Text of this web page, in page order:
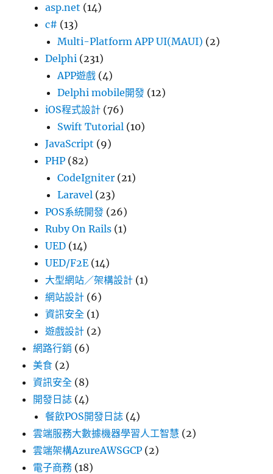
asp.net (14)
c# (13)
Multi-Platform APP UI(MAUI) (2)
Delphi (231)
APP遊戲 (4)
Delphi mobile開發 (12)
iOS程式設計 (76)
Swift Tutorial (10)
JavaScript (9)
PHP (82)
CodeIgniter (21)
Laravel (23)
POS系統開發 (26)
Ruby On Rails (1)
UED (14)
UED/F2E (14)
大型網站／架構設計 (1)
網站設計 (6)
資訊安全 (1)
遊戲設計 (2)
網路行銷 (6)
美食 (2)
資訊安全 (8)
開發日誌 (4)
餐飲POS開發日誌 (4)
雲端服務大數據機器學習人工智慧 (2)
雲端架構AzureAWSGCP (2)
電子商務 (18)